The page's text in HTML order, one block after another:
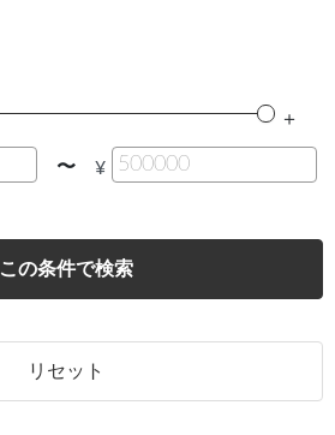
〜 ¥
この条件で検索
リセット